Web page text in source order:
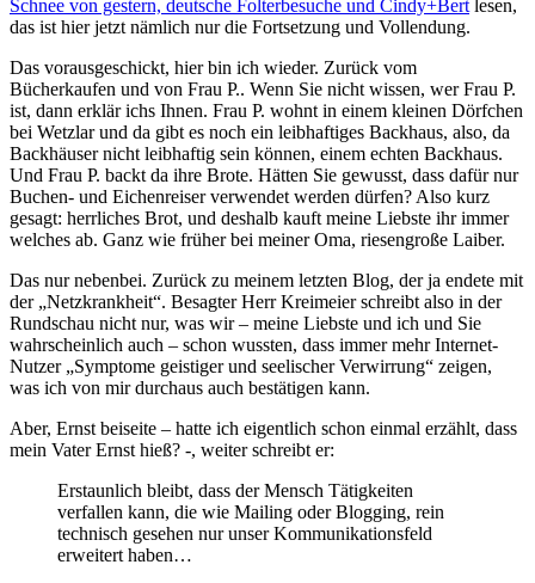
Schnee von gestern, deutsche Folterbesuche und Cindy+Bert lesen,
das ist hier jetzt nämlich nur die Fortsetzung und Vollendung.
Das vorausgeschickt, hier bin ich wieder. Zurück vom
Bücherkaufen und von Frau P.. Wenn Sie nicht wissen, wer Frau P.
ist, dann erklär ichs Ihnen. Frau P. wohnt in einem kleinen Dörfchen
bei Wetzlar und da gibt es noch ein leibhaftiges Backhaus, also, da
Backhäuser nicht leibhaftig sein können, einem echten Backhaus.
Und Frau P. backt da ihre Brote. Hätten Sie gewusst, dass dafür nur
Buchen- und Eichenreiser verwendet werden dürfen? Also kurz
gesagt: herrliches Brot, und deshalb kauft meine Liebste ihr immer
welches ab. Ganz wie früher bei meiner Oma, riesengroße Laiber.
Das nur nebenbei. Zurück zu meinem letzten Blog, der ja endete mit
der „Netzkrankheit“. Besagter Herr Kreimeier schreibt also in der
Rundschau nicht nur, was wir – meine Liebste und ich und Sie
wahrscheinlich auch – schon wussten, dass immer mehr Internet-
Nutzer „Symptome geistiger und seelischer Verwirrung“ zeigen,
was ich von mir durchaus auch bestätigen kann.
Aber, Ernst beiseite – hatte ich eigentlich schon einmal erzählt, dass
mein Vater Ernst hieß? -, weiter schreibt er:
Erstaunlich bleibt, dass der Mensch Tätigkeiten
verfallen kann, die wie Mailing oder Blogging, rein
technisch gesehen nur unser Kommunikationsfeld
erweitert haben…